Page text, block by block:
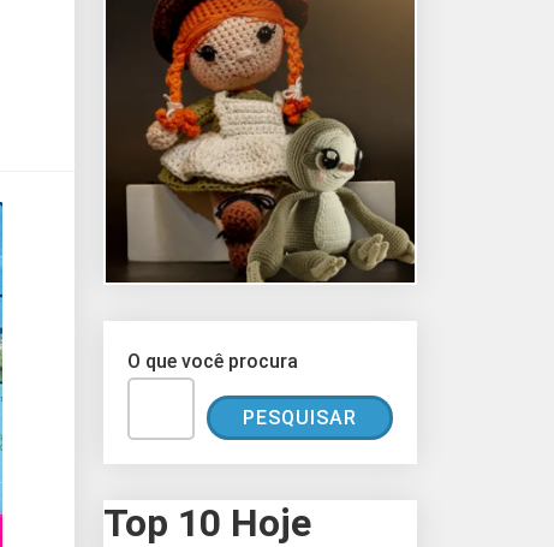
O que você procura
PESQUISAR
Top 10 Hoje